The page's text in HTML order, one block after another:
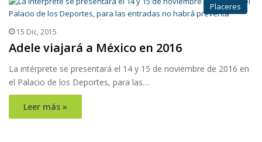
Placeres
15 Dic, 2015
Adele viajará a México en 2016
La intérprete se presentará el 14 y 15 de noviembre de 2016 en
el Palacio de los Deportes, para las…
Leer más »